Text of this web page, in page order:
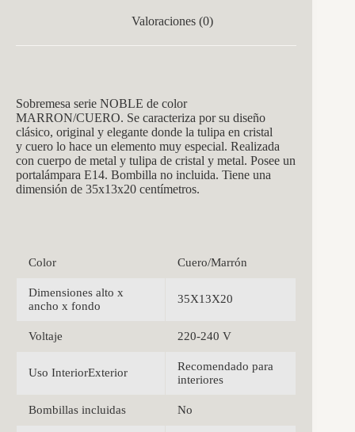
Valoraciones (0)
Sobremesa serie NOBLE de color
MARRON/CUERO. Se caracteriza por su diseño
clásico, original y elegante donde la tulipa en cristal
y cuero lo hace un elemento muy especial. Realizada
con cuerpo de metal y tulipa de cristal y metal. Posee un
portalámpara E14. Bombilla no incluida. Tiene una
dimensión de 35x13x20 centímetros.
Color Cuero/Marrón
Dimensiones alto x
ancho x fondo
35X13X20
Voltaje 220-240 V
Uso InteriorExterior
Recomendado para
interiores
Bombillas incluidas No